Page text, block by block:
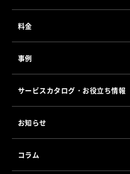
J-MOTTO Web勤怠
J-MOTTOワークフロー
サイバックスUniv.
J-MOTTOホスティングサービス
料金
事例
サービスカタログ・お役立ち情報
お知らせ
コラム